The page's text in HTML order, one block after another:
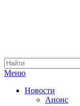
Меню
Новости
Анонс